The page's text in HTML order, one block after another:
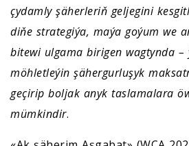
çydamly şäherleriň geljegini
diňe strategiýa, maýa goýum we
bitewi ulgama birigen wagtynda –
möhletleýin şähergurluşyk
geçirip boljak anyk taslamalara
mümkindir.